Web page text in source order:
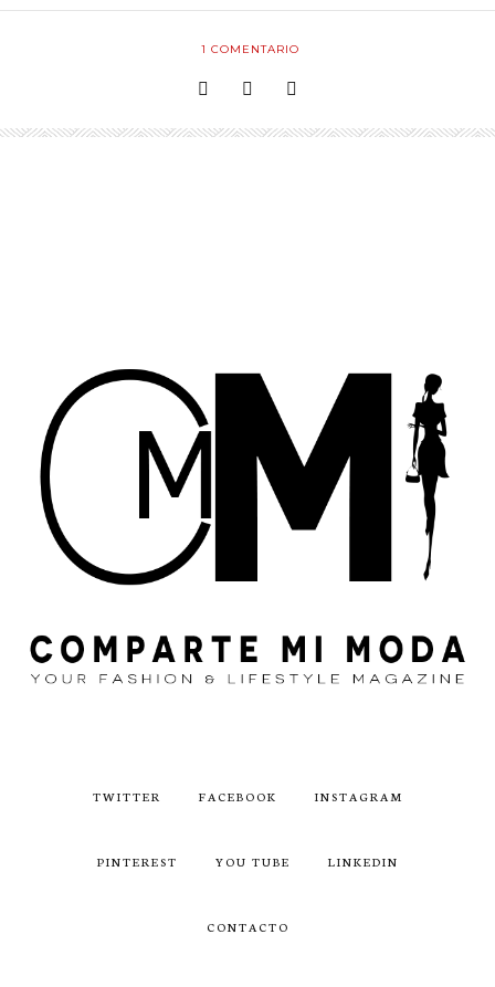
1 COMENTARIO
TWITTER FACEBOOK INSTAGRAM
PINTEREST YOU TUBE LINKEDIN
CONTACTO